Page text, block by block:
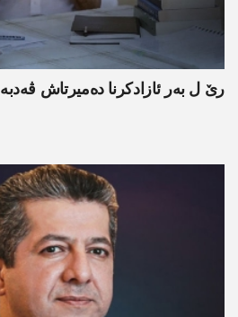
رێ ل بەر ئازادکرنا دەمیرتاش ڤەدبە